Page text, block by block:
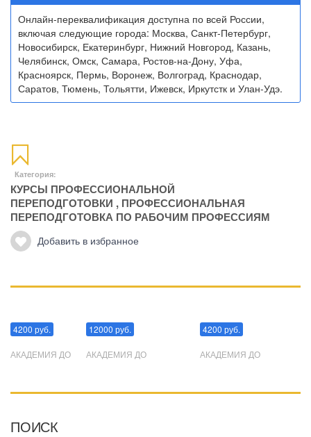
Онлайн-переквалификация доступна по всей России,
включая следующие города: Москва, Санкт-Петербург,
Новосибирск, Екатеринбург, Нижний Новгород, Казань,
Челябинск, Омск, Самара, Ростов-на-Дону, Уфа,
Красноярск, Пермь, Воронеж, Волгоград, Краснодар,
Саратов, Тюмень, Тольятти, Ижевск, Иркутстк и Улан-Удэ.
Категория:
КУРСЫ ПРОФЕССИОНАЛЬНОЙ
ПЕРЕПОДГОТОВКИ , ПРОФЕССИОНАЛЬНАЯ
ПЕРЕПОДГОТОВКА ПО РАБОЧИМ ПРОФЕССИЯМ
Добавить в избранное
4200 руб.
АКАДЕМИЯ ДО
12000 руб.
АКАДЕМИЯ ДО
4200 руб.
АКАДЕМИЯ ДО
ПОИСК